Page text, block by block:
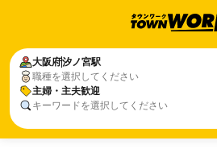
大阪府汐ノ宮駅
職種を選択してください
主婦・主夫歓迎
キーワードを選択してください